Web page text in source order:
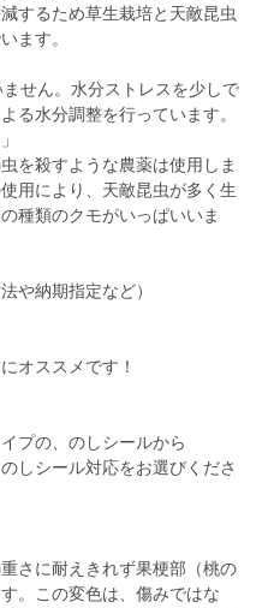
するため草生栽培と天敵昆虫
ます。
せん。水分ストレスを少しで
る水分調整を行っています。
を殺すような農薬は使用しま
用により、天敵昆虫が多く生
種類のクモがいっぱいいま
や納期指定など）
オススメです！
プの、のしシールから
しシール対応をお選びくださ
さに耐えきれず果梗部（桃の
。この変色は、傷みではな